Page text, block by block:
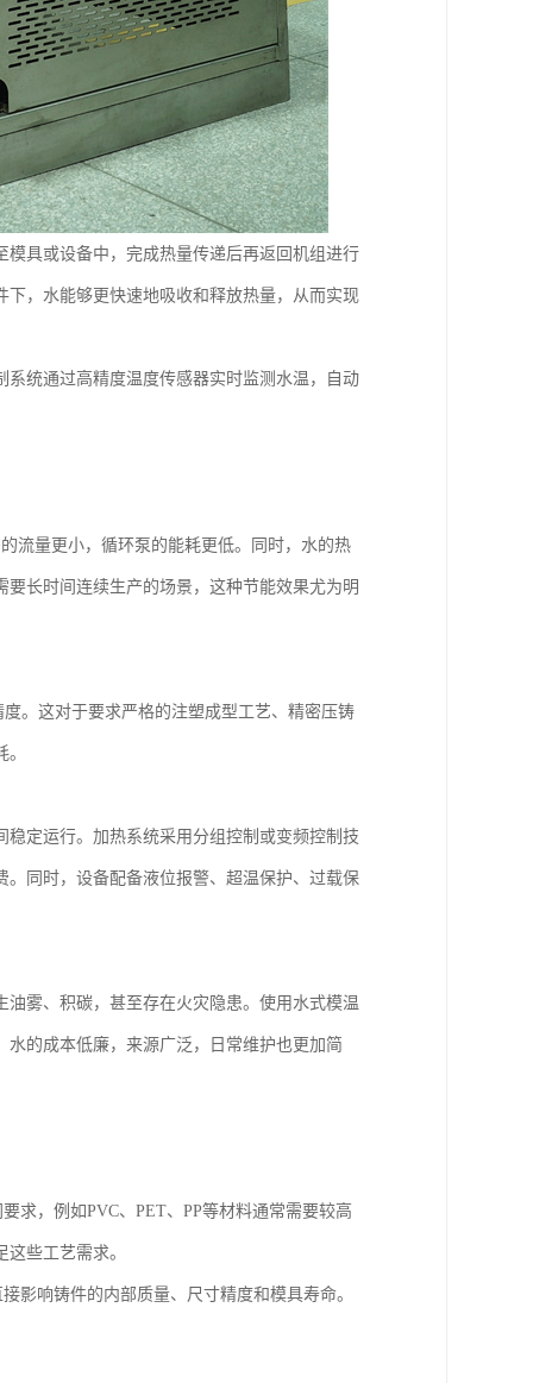
具或设备中，完成热量传递后再返回机组进行
，水能够更快速地吸收和释放热量，从而实现
统通过高精度温度传感器实时监测水温，自动
流量更小，循环泵的能耗更低。同时，水的热
长时间连续生产的场景，这种节能效果尤为明
。这对于要求严格的注塑成型工艺、精密压铸
定运行。加热系统采用分组控制或变频控制技
同时，设备配备液位报警、超温保护、过载保
雾、积碳，甚至存在火灾隐患。使用水式模温
的成本低廉，来源广泛，日常维护也更加简
求，例如PVC、PET、PP等材料通常需要较高
些工艺需求。
影响铸件的内部质量、尺寸精度和模具寿命。